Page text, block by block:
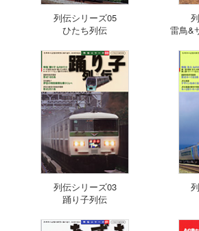
列伝シリーズ05
ひたち列伝
雷鳥&
列伝シリーズ03
踊り子列伝